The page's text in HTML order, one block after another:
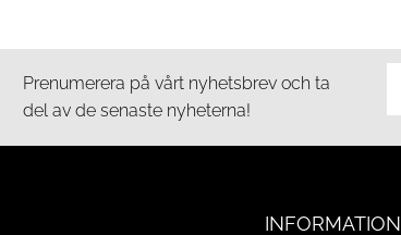
Prenumerera på vårt nyhetsbrev och ta
del av de senaste nyheterna!
INFORMATION